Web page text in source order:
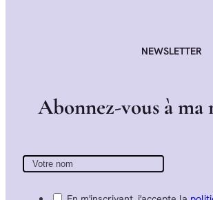
NEWSLETTER
Abonnez-vous àma